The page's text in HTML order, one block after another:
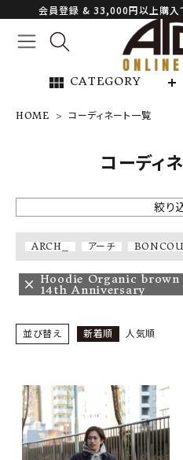
会員登録 & 33,000円以上購入
view_module CATEGORY
NEW ARRIVAL
ARCH EXCLUSIVE
BRAND
CATEGORY
INFORMATION
ご利用ガイド
HOME コーディネート一覧
コーディ
絞り
ARCH_ アーチ
Hoodie Organic
14th Anniversary
並び替え 新着順 人気順